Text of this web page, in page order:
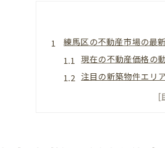
練馬区の不動産市場の最
現在の不動産価格の
注目の新築物件エリ
中古物件の人気エリ
将来的な市場予測